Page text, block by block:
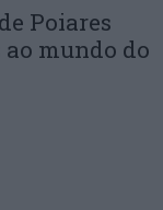
Poiares
mundo do